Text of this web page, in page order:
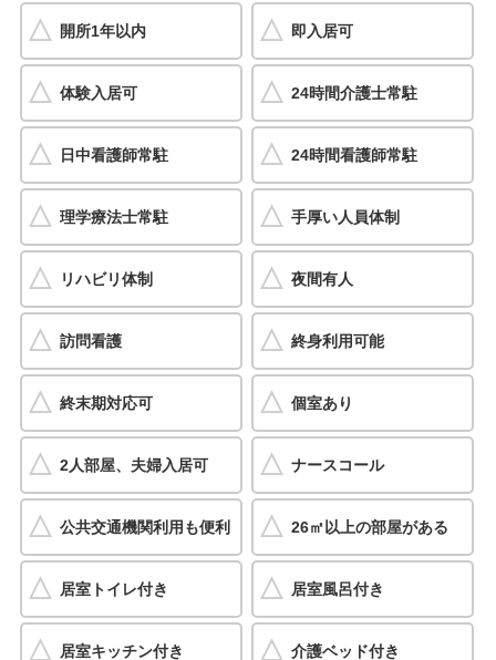
開所1年以内 即入居可
体験入居可 24時間介護士常駐
日中看護師常駐 24時間看護師常駐
理学療法士常駐 手厚い人員体制
リハビリ体制 夜間有人
訪問看護 終身利用可能
終末期対応可 個室あり
2人部屋、夫婦入居可 ナースコール
公共交通機関利用も便利 26㎡以上の部屋がある
居室トイレ付き 居室風呂付き
居室キッチン付き 介護ベッド付き